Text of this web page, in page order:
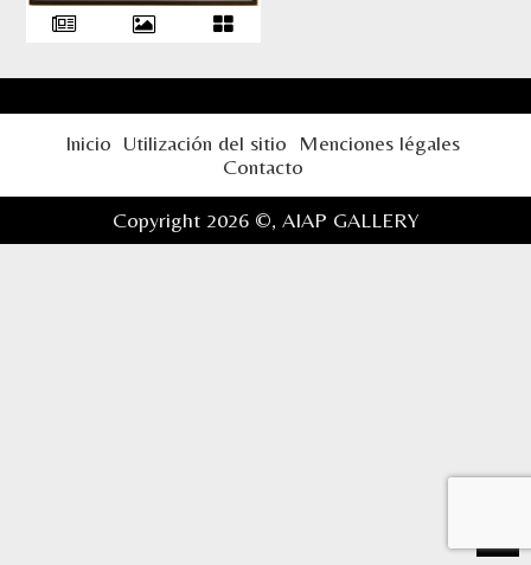
Inicio Utilización del sitio
Menciones légales
Contacto
Copyright 2026 ©, AIAP GALLERY